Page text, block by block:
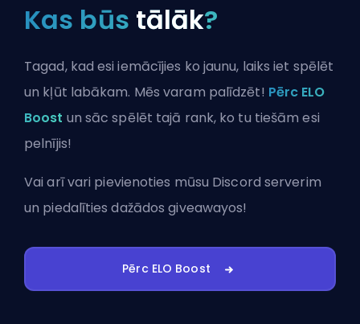
Kas būs tālāk?
Tagad, kad esi iemācījies ko jaunu, laiks iet spēlēt
un kļūt labākam. Mēs varam palīdzēt! Pērc ELO
Boost un sāc spēlēt tajā rank, ko tu tiešām esi
pelnījis!
Vai arī vari pievienoties mūsu Discord serverim
un piedalīties dažādos giveawayos!
Pērc ELO Boost